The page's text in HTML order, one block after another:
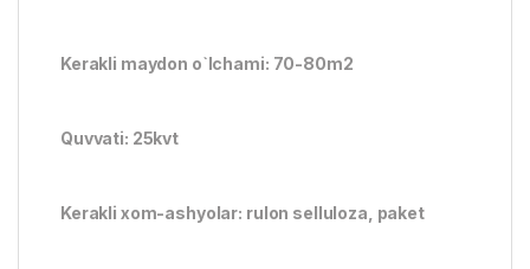
Kerakli maydon o`lchami: 70-80m2
Quvvati: 25kvt
Kerakli xom-ashyolar: rulon selluloza, paket